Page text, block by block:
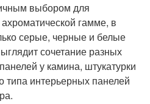
выбором для
гамме, в
серые, черные и белые
сочетание разных
у камина, штукатурки
типа интерьерных панелей